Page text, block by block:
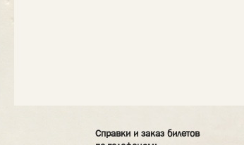
Справки и заказ билетов